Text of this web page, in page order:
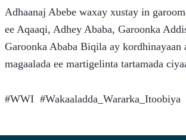
Adhaanaj Abebe waxay xustay in
ee Aqaaqi, Adhey Ababa, Garoonka
Garoonka Ababa Biqila ay kordhinayaan
magaalada ee martigelinta tartamada
#WWI  #Wakaaladda_Wararka_Itoobiya